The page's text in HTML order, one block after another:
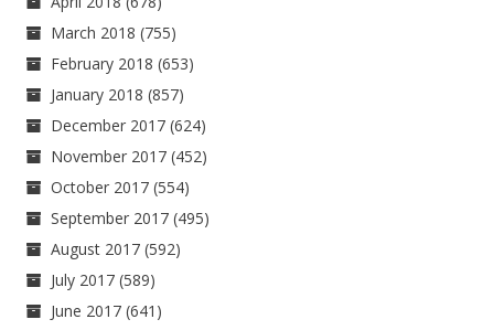
March 2018 (755)
February 2018 (653)
January 2018 (857)
December 2017 (624)
November 2017 (452)
October 2017 (554)
September 2017 (495)
August 2017 (592)
July 2017 (589)
June 2017 (641)